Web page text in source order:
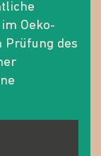
Oeko-
Prüfung des